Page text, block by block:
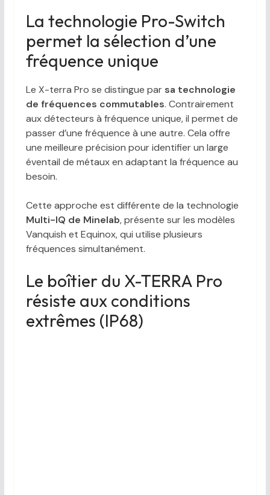
La technologie Pro-Switch
permet la sélection d’une
fréquence unique
Le X-terra Pro se distingue parsa technologie
de fréquences commutables. Contrairement
aux détecteurs à fréquence unique, il permet de
passer d’une fréquence à une autre. Cela offre
une meilleure précision pour identifier un large
éventail de métaux en adaptant la fréquence au
besoin.
Cette approche est différente de la technologie
Multi-IQ de Minelab, présente sur les modèles
Vanquish et Equinox, qui utilise plusieurs
fréquences simultanément.
Le boîtier du X-TERRA Pro
résiste aux conditions
extrêmes (IP68)